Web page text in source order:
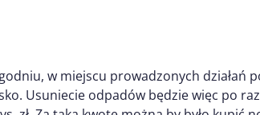
w miejscu prowadzonych działań
Usuniecie odpadów będzie więc po